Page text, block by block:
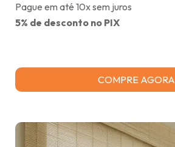
Pague em até 10x sem juros
5% de desconto no PIX
COMPRE AGORA